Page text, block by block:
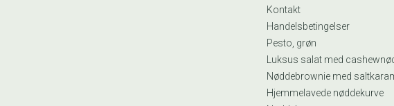
Kontakt
Handelsbetingelser
Pesto, grøn
Luksus salat med
Nøddebrownie med
Hjemmelavede nøddekurve